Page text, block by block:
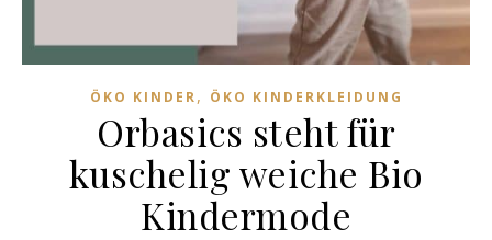
ÖKO KINDER, ÖKO KINDERKLEIDUNG
Orbasics steht für
kuschelig weiche Bio
Kindermode